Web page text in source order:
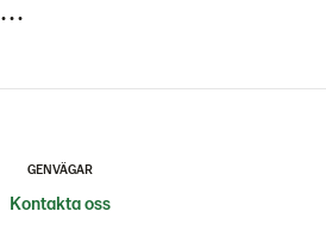
• • •
GENVÄGAR
Kontakta oss